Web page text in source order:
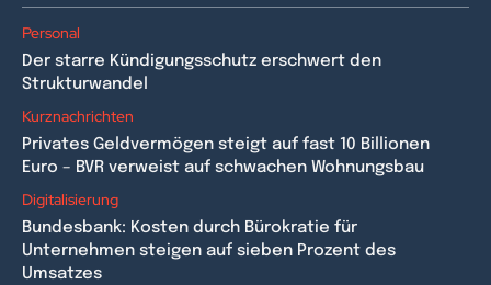
Personal
Der starre Kündigungsschutz erschwert den
Strukturwandel
Kurznachrichten
Privates Geldvermögen steigt auf fast 10 Billionen
Euro – BVR verweist auf schwachen Wohnungsbau
Digitalisierung
Bundesbank: Kosten durch Bürokratie für
Unternehmen steigen auf sieben Prozent des
Umsatzes